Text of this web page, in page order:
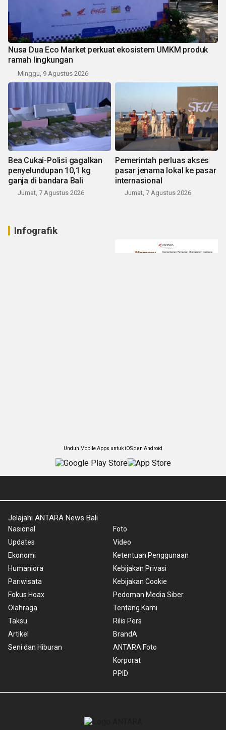
Nusa Dua Eco Market perkuat ekosistem UMKM produk
ramah lingkungan
Minggu, 9 Agustus 2026
Bea Cukai-Polisi gagalkan
penyelundupan 10,1 kg
ganja di bandara Bali
Jumat, 7 Agustus 2026
Pemerintah perluas akses
pasar jenama lokal ke pasar
internasional
Jumat, 7 Agustus 2026
Infografik
Unduh Mobile Apps untuk iOS dan Android
Jelajahi ANTARA News Bali
Nasional
Updates
Ekonomi
Humaniora
Pariwisata
Fokus Hoax
Olahraga
Taksu
Artikel
Seni dan Hiburan
Foto
Video
Ketentuan Penggunaan
Kebijakan Privasi
Kebijakan Cookie
Pedoman Media Siber
Tentang Kami
Rilis Pers
BrandA
ANTARA Foto
Korporat
PPID